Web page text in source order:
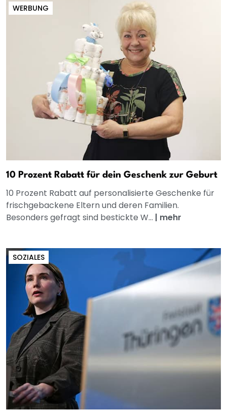
WERBUNG
10 Prozent Rabatt für dein Geschenk zur Geburt
10 Prozent Rabatt auf personalisierte Geschenke für
frischgebackene Eltern und deren Familien.
Besonders gefragt sind bestickte W... | mehr
SOZIALES